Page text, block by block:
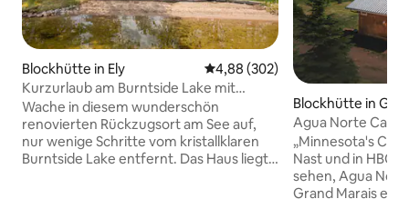
Blockhütte in Ely Durchschnittliche Bewertung:
4,88 (302)
Kurzurlaub am Burntside Lake mit
Sauna, Steg, Strand und Feuerstelle
Wache in diesem wunderschön
renovierten Rückzugsort am See auf,
nur wenige Schritte vom kristallklaren
Burntside Lake entfernt. Das Haus liegt
Blockhütte in
Agua Norte
Superior & Sauna
„Minnesota's
Nast und in HBOs
sehen, Agua
Grand Marais